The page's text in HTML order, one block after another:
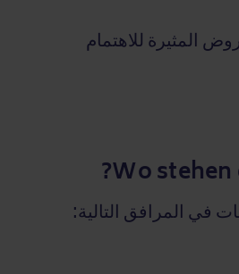
المثيرة للاهتمام
Wo stehen
في المرافق التالية: